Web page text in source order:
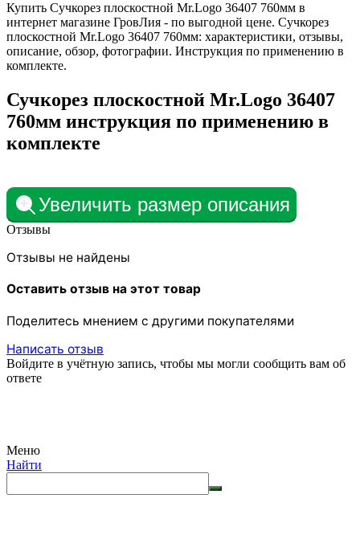
Купить Сучкорез плоскостной Mr.Logo 36407 760мм в
интернет магазине ГровЛия - по выгодной цене. Сучкорез
плоскостной Mr.Logo 36407 760мм: характеристики, отзывы,
описание, обзор, фотографии. Инструкция по применению в
комплекте.
Сучкорез плоскостной Mr.Logo 36407
760мм инструкция по применению в
комплекте
Увеличить размер описания
Отзывы
Отзывы не найдены
Оставить отзыв на этот товар
Поделитесь мнением с другими покупателями
Написать отзыв
Войдите в учётную запись, чтобы мы могли сообщить вам об
ответе
Меню
Найти